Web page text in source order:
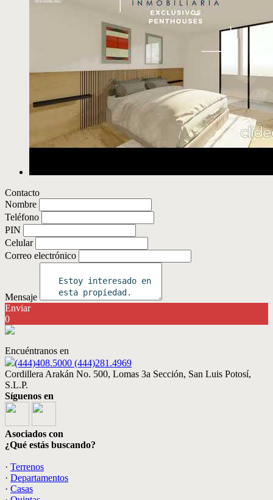
Contacto
Nombre
Teléfono
PIN
Celular
Correo electrónico
Mensaje
Enviar
0
Encuéntranos en
(444)408.5000 (444)281.4969
Cordillera Arakán No. 500, Lomas 3a Sección, San Luis Potosí,
S.L.P.
Síguenos en
Asociados con
¿Qué estás buscando?
· Terrenos
· Departamentos
· Casas